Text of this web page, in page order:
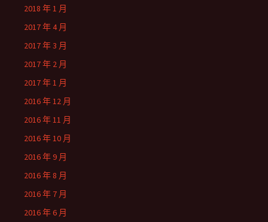
2018 年 1 月
2017 年 4 月
2017 年 3 月
2017 年 2 月
2017 年 1 月
2016 年 12 月
2016 年 11 月
2016 年 10 月
2016 年 9 月
2016 年 8 月
2016 年 7 月
2016 年 6 月